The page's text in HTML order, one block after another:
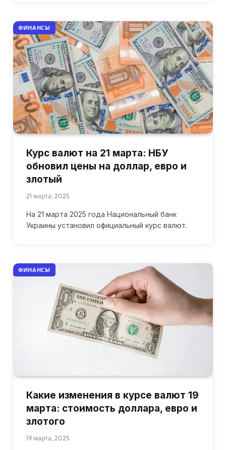
ФИНАНСЫ
Курс валют на 21 марта: НБУ
обновил цены на доллар, евро и
злотый
21 марта, 2025
На 21 марта 2025 года Национальный банк
Украины установил официальный курс валют.
ФИНАНСЫ
Какие изменения в курсе валют 19
марта: стоимость доллара, евро и
злотого
19 марта, 2025